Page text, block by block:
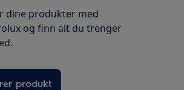
dine produkter med
og finn alt du trenger
produkt